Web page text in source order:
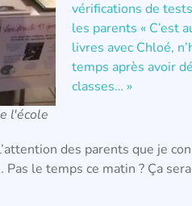
l'école
vérifications de
les parents « C’est
livres avec Chloé,
temps après avoir
classes… »
des parents que je
Pas le temps ce matin ? Ça